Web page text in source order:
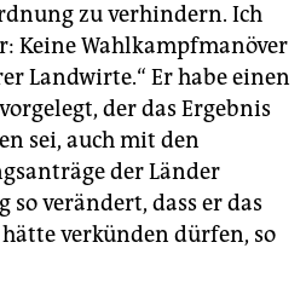
zu verhindern. Ich
Keine Wahlkampfmanöver
Landwirte.“ Er habe einen
der das Ergebnis
sei, auch mit den
der Länder
verändert, dass er das
verkünden dürfen, so